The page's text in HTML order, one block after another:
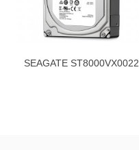
SEAGATE ST8000VX0022